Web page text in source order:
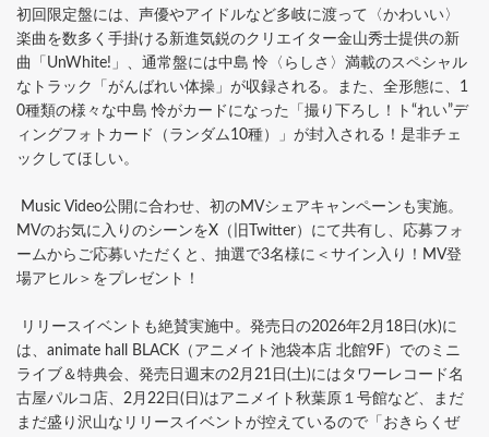
初回限定盤には、声優やアイドルなど多岐に渡って〈かわいい〉
楽曲を数多く手掛ける新進気鋭のクリエイター金山秀士提供の新
曲「UnWhite!」、通常盤には中島 怜〈らしさ〉満載のスペシャル
なトラック「がんばれい体操」が収録される。また、全形態に、1
0種類の様々な中島 怜がカードになった「撮り下ろし！ト“れい”デ
ィングフォトカード（ランダム10種）」が封入される！是非チェ
ックしてほしい。
Music Video公開に合わせ、初のMVシェアキャンペーンも実施。
MVのお気に入りのシーンをX（旧Twitter）にて共有し、応募フォ
ームからご応募いただくと、抽選で3名様に＜サイン入り！MV登
場アヒル＞をプレゼント！
リリースイベントも絶賛実施中。発売日の2026年2月18日(水)に
は、animate hall BLACK（アニメイト池袋本店 北館9F）でのミニ
ライブ＆特典会、発売日週末の2月21日(土)にはタワーレコード名
古屋パルコ店、2月22日(日)はアニメイト秋葉原１号館など、まだ
まだ盛り沢山なリリースイベントが控えているので「おきらくぜ